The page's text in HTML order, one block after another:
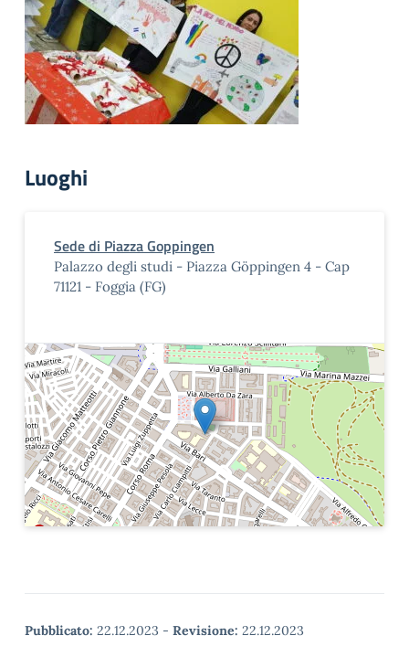
Luoghi
Sede di Piazza Goppingen
Palazzo degli studi - Piazza Göppingen 4 - Cap
71121 - Foggia (FG)
Pubblicato: 22.12.2023 - Revisione: 22.12.2023